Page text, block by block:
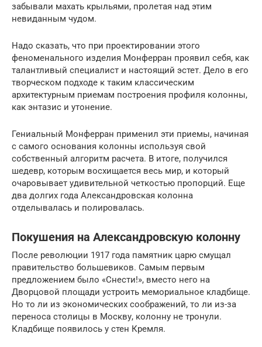
забывали махать крыльями, пролетая над этим
невиданным чудом.
Надо сказать, что при проектировании этого
феноменального изделия Монферран проявил себя, как
талантливый специалист и настоящий эстет. Дело в его
творческом подходе к таким классическим
архитектурным приемам построения профиля колонны,
как энтазис и утонение.
Гениальный Монферран применил эти приемы, начиная
с самого основания колонны используя свой
собственный алгоритм расчета. В итоге, получился
шедевр, которым восхищается весь мир, и который
очаровывает удивительной четкостью пропорций. Еще
два долгих года Александровская колонна
отделывалась и полировалась.
Покушения на Александровскую колонну
После революции 1917 года памятник царю смущал
правительство большевиков. Самым первым
предложением было «Снести!», вместо него на
Дворцовой площади устроить мемориальное кладбище.
Но то ли из экономических соображений, то ли из-за
переноса столицы в Москву, колонну не тронули.
Кладбище появилось у стен Кремля.